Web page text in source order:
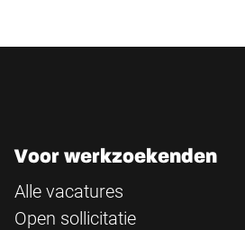
Voor werkzoekenden
Alle vacatures
Open sollicitatie